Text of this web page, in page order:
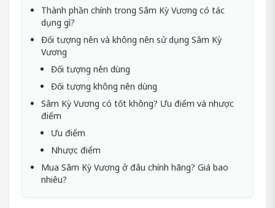
Thành phần chính trong Sâm Kỳ Vương có tác
dụng gì?
Đối tượng nên và không nên sử dụng Sâm Kỳ
Vương
Đối tượng nên dùng
Đối tượng không nên dùng
Sâm Kỳ Vương có tốt không? Ưu điểm và nhược
điểm
Ưu điểm
Nhược điểm
Mua Sâm Kỳ Vương ở đâu chính hãng? Giá bao
nhiêu?